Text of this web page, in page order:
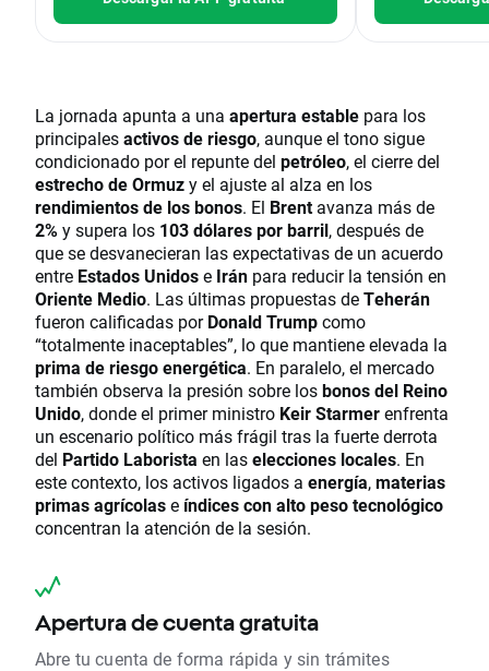
La jornada apunta a una apertura estable para los
principalesactivos de riesgo, aunque el tono sigue
condicionado por el repunte del petróleo, el cierre del
estrecho de Ormuzy el ajuste al alza en los
rendimientos de los bonos. El Brentavanza más de
2%y supera los 103 dólares por barril, después de
que se desvanecieran las expectativas de un acuerdo
entre Estados Unidose Irán para reducir la tensión en
Oriente Medio. Las últimas propuestas deTeherán
fueron calificadas porDonald Trumpcomo
“totalmente inaceptables”, lo que mantiene elevada la
prima de riesgo energética. En paralelo, el mercado
también observa la presión sobre losbonos del Reino
Unido, donde el primer ministro Keir Starmerenfrenta
un escenario político más frágil tras la fuerte derrota
del Partido Laborista en laselecciones locales. En
este contexto, los activos ligados a energía,materias
primas agrícolase índices con alto peso tecnológico
concentran la atención de la sesión.
Apertura de cuenta gratuita
Abre tu cuenta de forma rápida y sin trámites